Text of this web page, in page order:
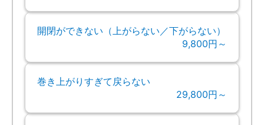
開閉ができない（上がらない／下がらない）
9,800円～
巻き上がりすぎて戻らない
29,800円～